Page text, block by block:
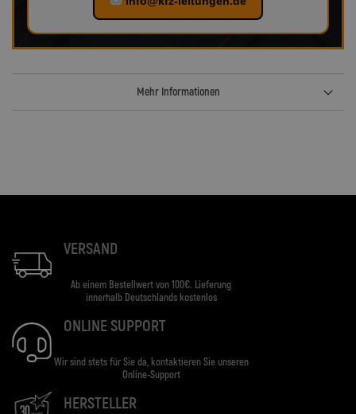
Mehr Informationen
VERSAND
Ab einem Bestellwert von 100€. Lieferung
innerhalb Deutschlands kostenlos
ONLINE SUPPORT
Wir sind stets für Sie da, kontaktieren Sie unseren
Online-Support
HERSTELLER